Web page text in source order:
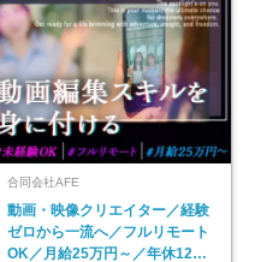
合同会社AFE
動画・映像クリエイター／経験
ゼロから一流へ／フルリモート
OK／月給25万円～／年休125